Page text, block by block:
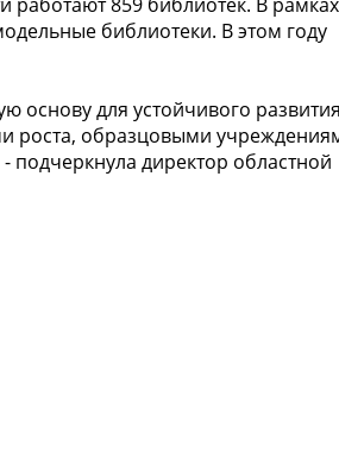
библиотеки. В этом году
основу для устойчивого
роста, образцовыми
директор областной